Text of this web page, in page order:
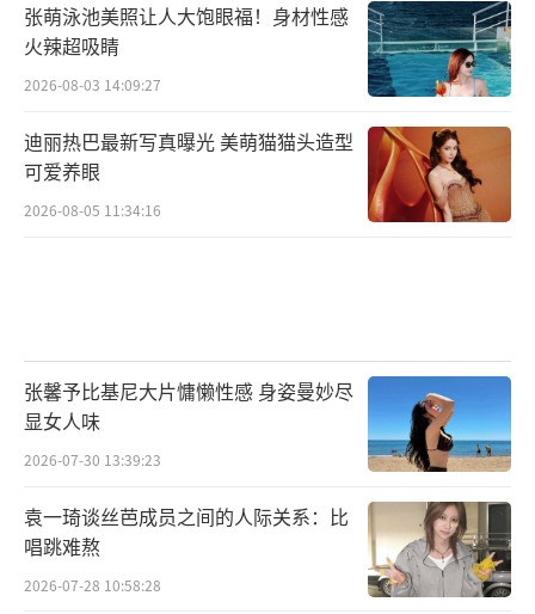
张萌泳池美照让人大饱眼福！身材性感
火辣超吸睛
2026-08-03 14:09:27
迪丽热巴最新写真曝光 美萌猫猫头造型
可爱养眼
2026-08-05 11:34:16
张馨予比基尼大片慵懒性感 身姿曼妙尽
显女人味
2026-07-30 13:39:23
袁一琦谈丝芭成员之间的人际关系：比
唱跳难熬
2026-07-28 10:58:28